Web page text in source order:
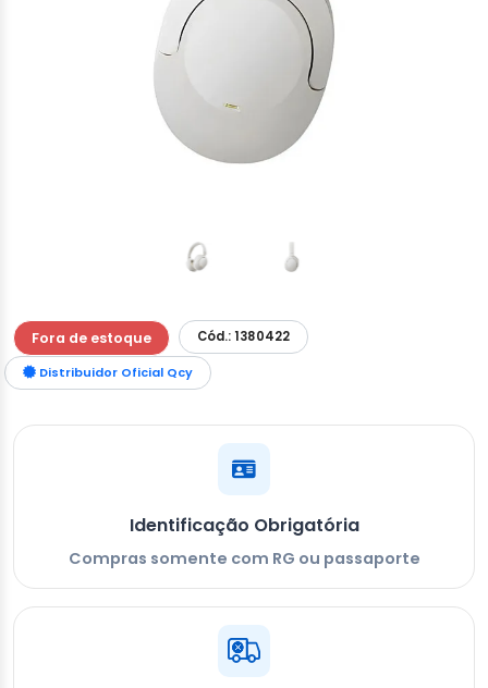
Fora de estoque Cód.: 1380422
Distribuidor Oficial Qcy
Identificação Obrigatória
Compras somente com RG ou passaporte